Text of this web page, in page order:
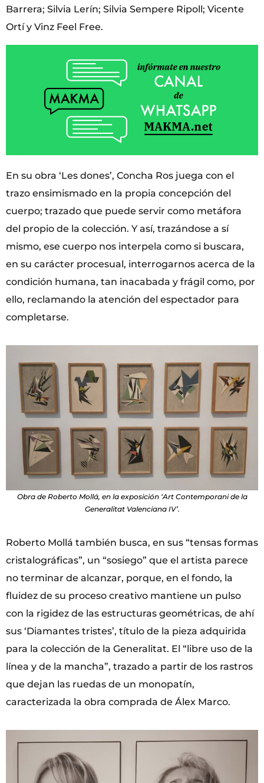
Barrera; Silvia Lerín; Silvia Sempere Ripoll; Vicente
Ortí y Vinz Feel Free.
En su obra ‘Les dones’, Concha Ros juega con el
trazo ensimismado en la propia concepción del
cuerpo; trazado que puede servir como metáfora
del propio de la colección. Y así, trazándose a sí
mismo, ese cuerpo nos interpela como si buscara,
en su carácter procesual, interrogarnos acerca de la
condición humana, tan inacabada y frágil como, por
ello, reclamando la atención del espectador para
completarse.
Obra de Roberto Mollá, en la exposición ‘Art Contemporani de la
Generalitat Valenciana IV’.
Roberto Mollá también busca, en sus “tensas formas
cristalográficas”, un “sosiego” que el artista parece
no terminar de alcanzar, porque, en el fondo, la
fluidez de su proceso creativo mantiene un pulso
con la rigidez de las estructuras geométricas, de ahí
sus ‘Diamantes tristes’, título de la pieza adquirida
para la colección de la Generalitat. El “libre uso de la
línea y de la mancha”, trazado a partir de los rastros
que dejan las ruedas de un monopatín,
caracterizada la obra comprada de Álex Marco.